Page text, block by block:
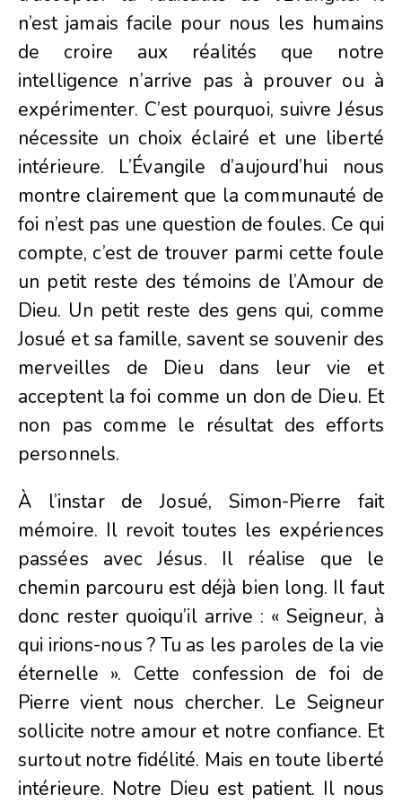
n’est jamais facile pour nous les humains
de croire aux réalités que notre
intelligence n’arrive pas à prouver ou à
expérimenter. C’est pourquoi, suivre Jésus
nécessite un choix éclairé et une liberté
intérieure. L’Évangile d’aujourd’hui nous
montre clairement que la communauté de
foi n’est pas une question de foules. Ce qui
compte, c’est de trouver parmi cette foule
un petit reste des témoins de l’Amour de
Dieu. Un petit reste des gens qui, comme
Josué et sa famille, savent se souvenir des
merveilles de Dieu dans leur vie et
acceptent la foi comme un don de Dieu. Et
non pas comme le résultat des efforts
personnels.
À l’instar de Josué, Simon-Pierre fait
mémoire. Il revoit toutes les expériences
passées avec Jésus. Il réalise que le
chemin parcouru est déjà bien long. Il faut
donc rester quoiqu’il arrive : « Seigneur, à
qui irions-nous ? Tu as les paroles de la vie
éternelle ». Cette confession de foi de
Pierre vient nous chercher. Le Seigneur
sollicite notre amour et notre confiance. Et
surtout notre fidélité. Mais en toute liberté
intérieure. Notre Dieu est patient. Il nous